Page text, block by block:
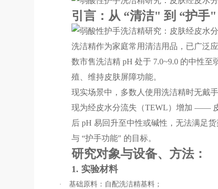
引言：从 “清洁" 到 “护手
洗洁精作为家庭常用清洁用品，已广泛
数市售洗洁精 pH 处于 7.0~9.0 的中性
殖、维持皮肤屏障功能。
现实场景中，多数人使用洗洁精时无戴
现为经皮水分流失（TEWL）增加 ——
后 pH 易回升至中性或碱性，无法满足
与 “护手功能" 的目标。
研究对象与设备、方法：
1. 实验材料
·
基础原料：自配洗洁精基料；